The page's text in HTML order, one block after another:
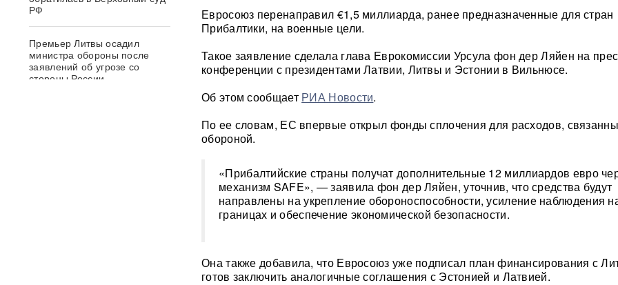
РФ
Премьер Литвы осадил
министра обороны после
заявлений об угрозе со
стороны России
Евросоюз перенаправил €1,5 миллиарда, ранее предназначенные для стран
Прибалтики, на военные цели.
Такое заявление сделала глава Еврокомиссии Урсула фон дер Ляйен на
конференции с президентами Латвии, Литвы и Эстонии в Вильнюсе.
Об этом сообщает РИА Новости.
По ее словам, ЕС впервые открыл фонды сплочения для расходов,
обороной.
«Прибалтийские страны получат дополнительные 12 миллиардов евро
механизм SAFE», — заявила фон дер Ляйен, уточнив, что средства будут
направлены на укрепление обороноспособности, усиление наблюдения
границах и обеспечение экономической безопасности.
Она также добавила, что Евросоюз уже подписал план финансирования с
готов заключить аналогичные соглашения с Эстонией и Латвией.